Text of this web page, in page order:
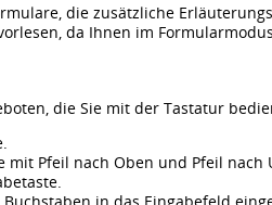
die zusätzliche
da Ihnen im
die Sie mit der Tastatur
Pfeil nach Oben und Pfeil nach